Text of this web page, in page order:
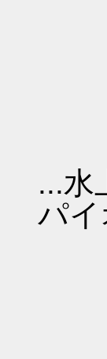
...
...
...
...
...
...水
パイ
...
...
...
...